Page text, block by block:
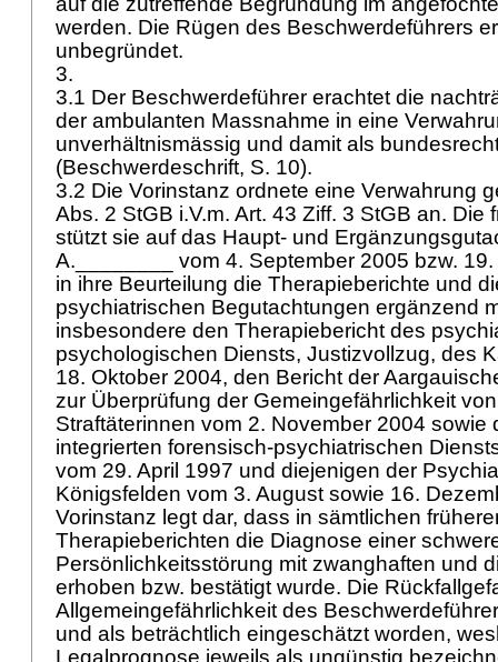
werden. Die Rügen des Beschwerdeführers
unbegründet.
3.
3.1 Der Beschwerdeführer erachtet die
der ambulanten Massnahme in eine
unverhältnismässig und damit als
(Beschwerdeschrift, S. 10).
3.2 Die Vorinstanz ordnete eine Verwahrung
Abs. 2 StGB i.V.m. Art. 43 Ziff. 3 StGB an. Die
stützt sie auf das Haupt- und
A.________ vom 4. September 2005 bzw.
in ihre Beurteilung die Therapieberichte und
psychiatrischen Begutachtungen ergänzend
insbesondere den Therapiebericht des
psychologischen Diensts, Justizvollzug, des
18. Oktober 2004, den Bericht der
zur Überprüfung der Gemeingefährlichkeit
Straftäterinnen vom 2. November 2004 sowie
integrierten forensisch-psychiatrischen
vom 29. April 1997 und diejenigen der
Königsfelden vom 3. August sowie 16.
Vorinstanz legt dar, dass in sämtlichen
Therapieberichten die Diagnose einer
Persönlichkeitsstörung mit zwanghaften und
erhoben bzw. bestätigt wurde. Die
Allgemeingefährlichkeit des
und als beträchtlich eingeschätzt worden,
Legalprognose jeweils als ungünstig